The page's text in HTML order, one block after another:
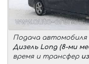
Подача автомобиля
Дизель Long (8-ми
время и трансфер